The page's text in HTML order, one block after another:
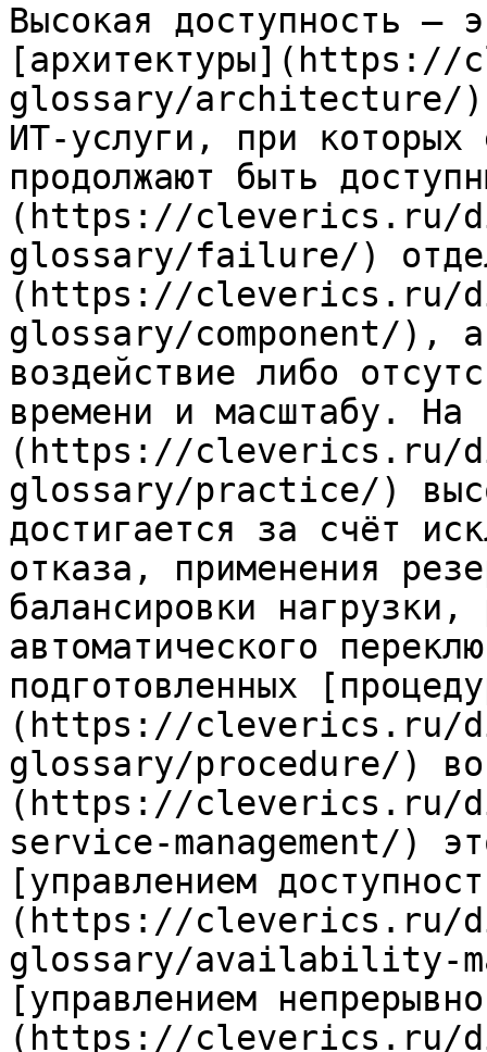
Высокая доступность —
glossary/architecture/)
ИТ-услуги, при которых
продолжают быть
(https://cleverics.ru/
glossary/failure/)
(https://cleverics.ru/
glossary/component/), а
воздействие либо
времени и масштабу. На
(https://cleverics.ru/
glossary/practice/)
достигается за счёт
отказа, применения
балансировки
автоматического
подготовленных
(https://cleverics.ru/
glossary/procedure/)
(https://cleverics.ru/
service-management/)
[управлением
(https://cleverics.ru/
glossary/availability-
[управлением
(https://cleverics.ru/